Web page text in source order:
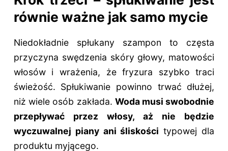
równie ważne jak samo mycie
Niedokładnie spłukany szampon to częsta
przyczyna swędzenia skóry głowy, matowości
włosów i wrażenia, że fryzura szybko traci
świeżość. Spłukiwanie powinno trwać dłużej,
niż wiele osób zakłada. Woda musi swobodnie
przepływać przez włosy, aż nie będzie
wyczuwalnej piany ani śliskości typowej dla
produktu myjącego.